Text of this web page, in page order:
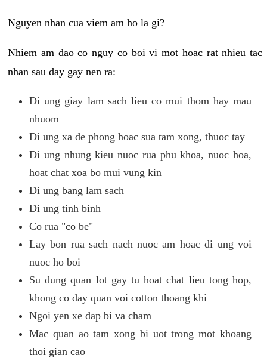
Nguyen nhan cua viem am ho la gi?
Nhiem am dao co nguy co boi vi mot hoac rat nhieu tac
nhan sau day gay nen ra:
Di ung giay lam sach lieu co mui thom hay mau
nhuom
Di ung xa de phong hoac sua tam xong, thuoc tay
Di ung nhung kieu nuoc rua phu khoa, nuoc hoa,
hoat chat xoa bo mui vung kin
Di ung bang lam sach
Di ung tinh binh
Co rua "co be"
Lay bon rua sach nach nuoc am hoac di ung voi
nuoc ho boi
Su dung quan lot gay tu hoat chat lieu tong hop,
khong co day quan voi cotton thoang khi
Ngoi yen xe dap bi va cham
Mac quan ao tam xong bi uot trong mot khoang
thoi gian cao